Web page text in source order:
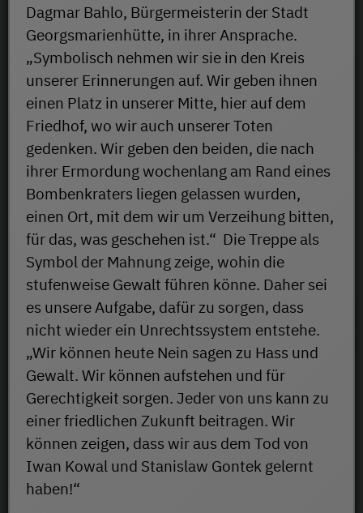
Dagmar Bahlo, Bürgermeisterin der Stadt
Georgsmarienhütte, in ihrer Ansprache.
„Symbolisch nehmen wir sie in den Kreis
unserer Erinnerungen auf. Wir geben ihnen
einen Platz in unserer Mitte, hier auf dem
Friedhof, wo wir auch unserer Toten
gedenken. Wir geben den beiden, die nach
ihrer Ermordung wochenlang am Rand eines
Bombenkraters liegen gelassen wurden,
einen Ort, mit dem wir um Verzeihung bitten,
für das, was geschehen ist.“ Die Treppe als
Symbol der Mahnung zeige, wohin die
stufenweise Gewalt führen könne. Daher sei
es unsere Aufgabe, dafür zu sorgen, dass
nicht wieder ein Unrechtssystem entstehe.
„Wir können heute Nein sagen zu Hass und
Gewalt. Wir können aufstehen und für
Gerechtigkeit sorgen. Jeder von uns kann zu
einer friedlichen Zukunft beitragen. Wir
können zeigen, dass wir aus dem Tod von
Iwan Kowal und Stanislaw Gontek gelernt
haben!“